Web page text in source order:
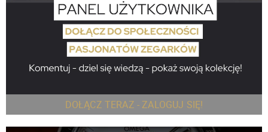
DOŁĄCZ TERAZ - ZALOGUJ SIĘ!